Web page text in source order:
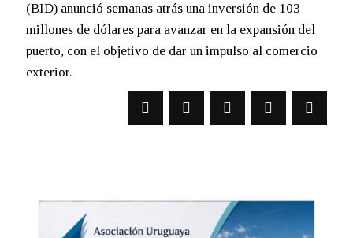
(BID) anunció semanas atrás una inversión de 103
millones de dólares para avanzar en la expansión del
puerto, con el objetivo de dar un impulso al comercio
exterior.